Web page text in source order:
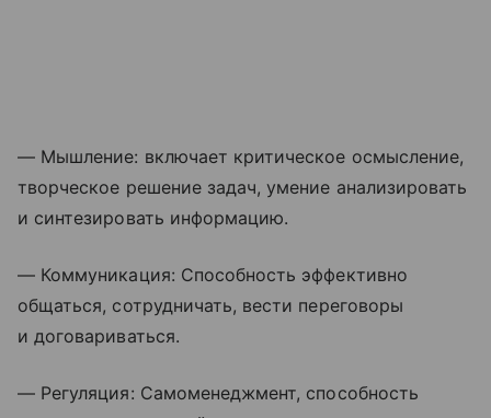
— Мышление: включает критическое осмысление,
творческое решение задач, умение анализировать
и синтезировать информацию.
— Коммуникация: Способность эффективно
общаться, сотрудничать, вести переговоры
и договариваться.
— Регуляция: Самоменеджмент, способность